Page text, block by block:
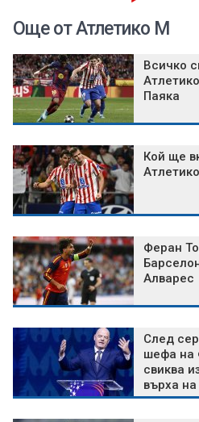
Още от Атлетико М
Всичко
Паяка
Кой ще
Феран
Алварес
След
шефа на
свиква
върха